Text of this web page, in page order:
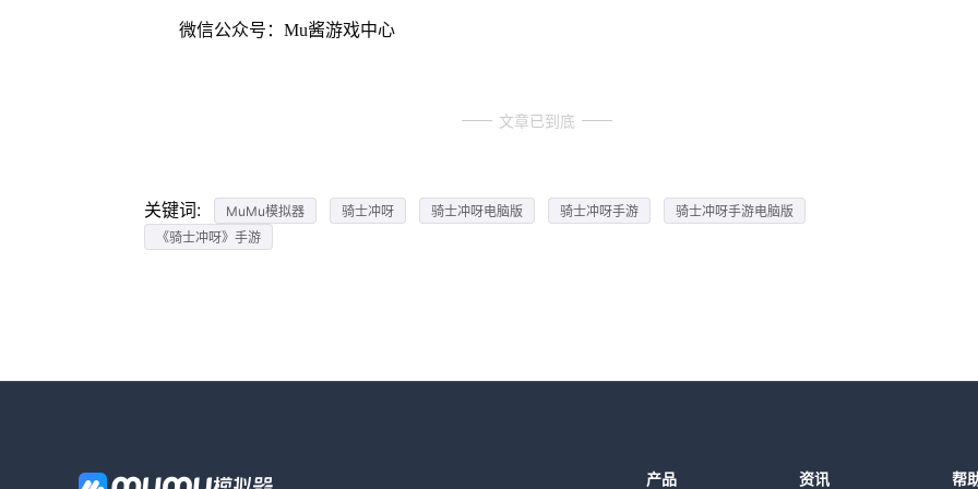
微信公众号：Mu酱游戏中心
文章已到底
关键词: MuMu模拟器 骑士冲呀 骑士冲呀电脑版 骑士冲呀手游
骑士冲呀手游电脑版
《骑士冲呀》手游
产品 资讯 帮